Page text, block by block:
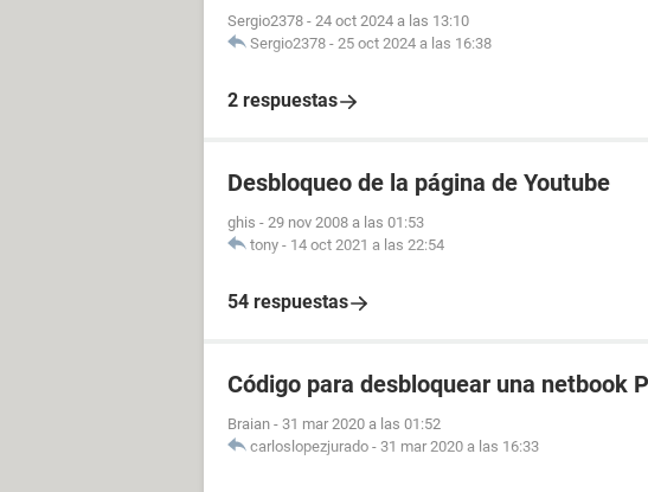
Sergio2378 - 24 oct 2024 a las 13:10
Sergio2378 - 25 oct 2024 a las 16:38
2 respuestas
Desbloqueo de la página de Youtube
ghis - 29 nov 2008 a las 01:53
tony - 14 oct 2021 a las 22:54
54 respuestas
Código para desbloquear una netbook
Braian - 31 mar 2020 a las 01:52
carloslopezjurado - 31 mar 2020 a las 16:33